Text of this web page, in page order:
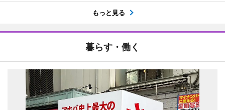
もっと見る
暮らす・働く